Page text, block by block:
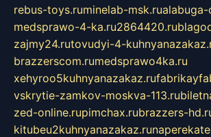
rebus-toys.ruminelab-msk.ru
medsprawo-4-ka.ru2864420.ru
zajmy24.rutovudyi-4-
brazzerscom.rumedsprawo4ka.ru
xehyroo5kuhnyanazakaz.ru
vskrytie-zamkov-moskva-113.ru
zed-online.rupimchax.rubrazzers-
kitubeu2kuhnyanazakaz.ru